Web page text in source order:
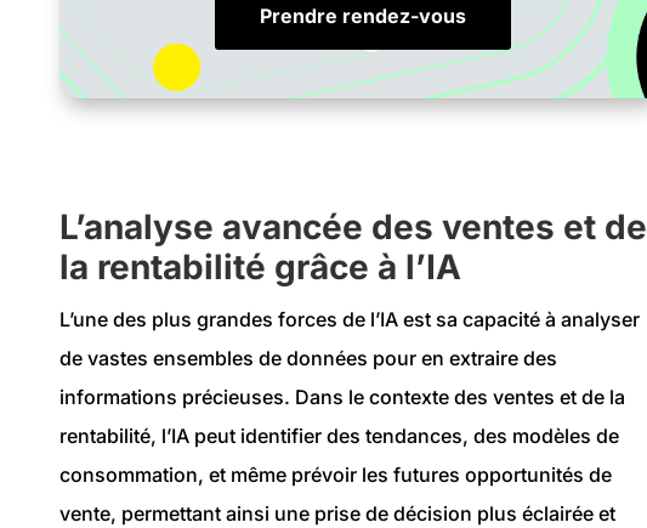
Prendre rendez-vous
L’analyse avancée des ventes et de
la rentabilité grâce à l’IA
L’une des plus grandes forces de l’IA est sa capacité à analyser
de vastes ensembles de données pour en extraire des
informations précieuses. Dans le contexte des ventes et de la
rentabilité, l’IA peut identifier des tendances, des modèles de
consommation, et même prévoir les futures opportunités de
vente, permettant ainsi une prise de décision plus éclairée et